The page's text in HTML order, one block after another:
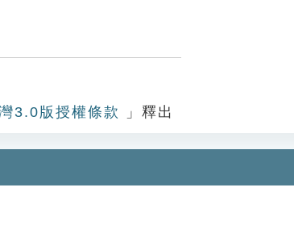
3.0版授權條款 」釋出